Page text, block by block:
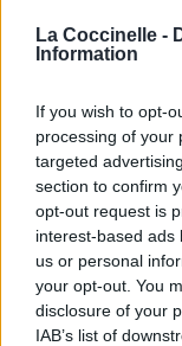
La Coccinelle -
Information
If you wish to opt-
processing of your
targeted
section to confirm
opt-out request is
interest-based ads
us or personal
your opt-out. You
disclosure of your
IAB’s list of
Chanson sans
Paroles +
Commentaires
Dire «merci»